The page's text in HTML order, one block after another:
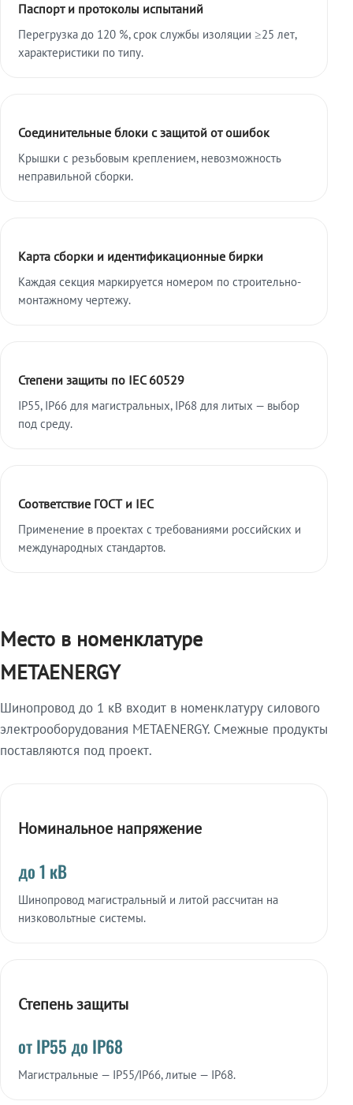
Паспорт и протоколы испытаний
Перегрузка до 120 %, срок службы изоляции ≥25 лет,
характеристики по типу.
Соединительные блоки с защитой от ошибок
Крышки с резьбовым креплением, невозможность
неправильной сборки.
Карта сборки и идентификационные бирки
Каждая секция маркируется номером по строительно-
монтажному чертежу.
Степени защиты по IEC 60529
IP55, IP66 для магистральных, IP68 для литых — выбор
под среду.
Соответствие ГОСТ и IEC
Применение в проектах с требованиями российских и
международных стандартов.
Место в номенклатуре
METAENERGY
Шинопровод до 1 кВ входит в номенклатуру силового
электрооборудования METAENERGY. Смежные продукты
поставляются под проект.
Номинальное напряжение
до 1 кВ
Шинопровод магистральный и литой рассчитан на
низковольтные системы.
Степень защиты
от IP55 до IP68
Магистральные — IP55/IP66, литые — IP68.